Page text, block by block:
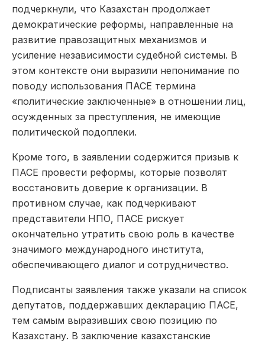
подчеркнули, что Казахстан продолжает
демократические реформы, направленные на
развитие правозащитных механизмов и
усиление независимости судебной системы. В
этом контексте они выразили непонимание по
поводу использования ПАСЕ термина
«политические заключенные» в отношении лиц,
осужденных за преступления, не имеющие
политической подоплеки.
Кроме того, в заявлении содержится призыв к
ПАСЕ провести реформы, которые позволят
восстановить доверие к организации. В
противном случае, как подчеркивают
представители НПО, ПАСЕ рискует
окончательно утратить свою роль в качестве
значимого международного института,
обеспечивающего диалог и сотрудничество.
Подписанты заявления также указали на список
депутатов, поддержавших декларацию ПАСЕ,
тем самым выразивших свою позицию по
Казахстану. В заключение казахстанские